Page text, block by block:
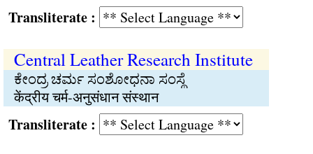
:
Central Leather Research Institute
ಕೇಂದ್ರ ಚರ್ಮ ಸಂಶೋಧನಾ ಸಂಸ್ಥೆ
केंद्रीय चर्म-अनुसंधान संस्थान
: